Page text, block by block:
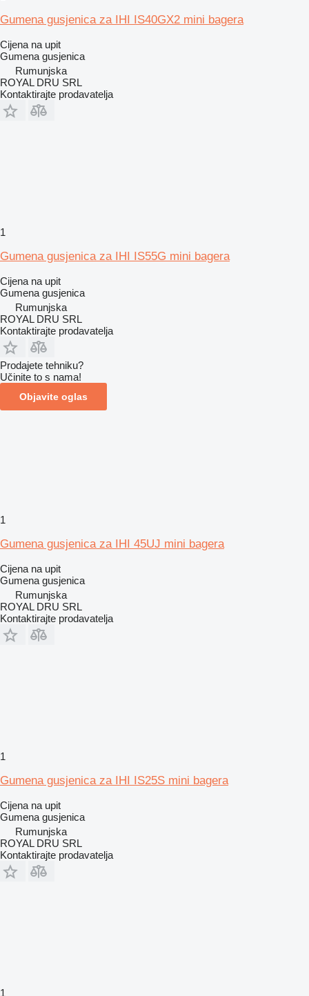
Gumena gusjenica za IHI IS40GX2 mini bagera
Cijena na upit
Gumena gusjenica
Rumunjska
ROYAL DRU SRL
Kontaktirajte prodavatelja
1
Gumena gusjenica za IHI IS55G mini bagera
Cijena na upit
Gumena gusjenica
Rumunjska
ROYAL DRU SRL
Kontaktirajte prodavatelja
Prodajete tehniku?
Učinite to s nama!
Objavite oglas
1
Gumena gusjenica za IHI 45UJ mini bagera
Cijena na upit
Gumena gusjenica
Rumunjska
ROYAL DRU SRL
Kontaktirajte prodavatelja
1
Gumena gusjenica za IHI IS25S mini bagera
Cijena na upit
Gumena gusjenica
Rumunjska
ROYAL DRU SRL
Kontaktirajte prodavatelja
1